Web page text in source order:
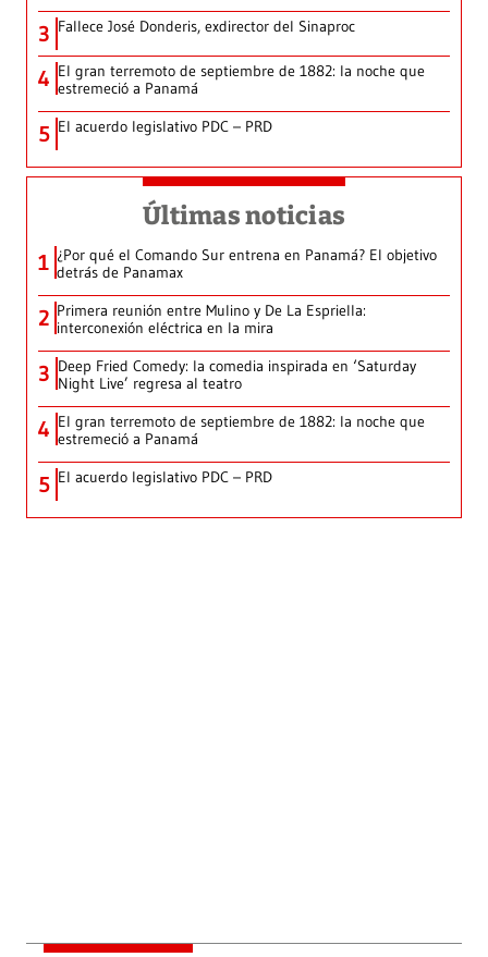
3 Fallece José Donderis, exdirector del Sinaproc
4 El gran terremoto de septiembre de 1882: la noche que
estremeció a Panamá
5 El acuerdo legislativo PDC – PRD
Últimas noticias
1 ¿Por qué el Comando Sur entrena en Panamá? El objetivo
detrás de Panamax
2 Primera reunión entre Mulino y De La Espriella:
interconexión eléctrica en la mira
3 Deep Fried Comedy: la comedia inspirada en ‘Saturday
Night Live’ regresa al teatro
4 El gran terremoto de septiembre de 1882: la noche que
estremeció a Panamá
5 El acuerdo legislativo PDC – PRD